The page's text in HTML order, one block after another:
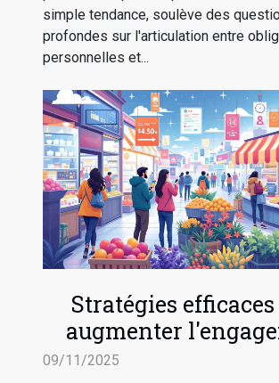
simple tendance, soulève des
profondes sur l'articulation entre
personnelles et...
Stratégies
augmenter
09/11/2025